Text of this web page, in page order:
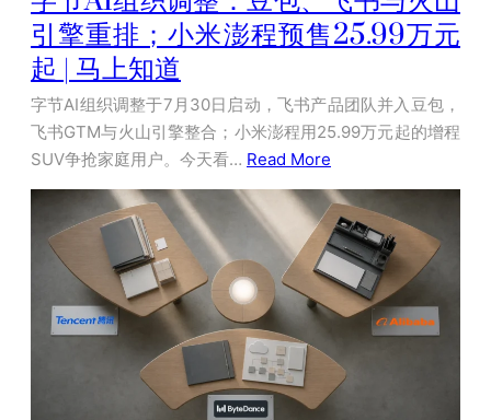
引擎重排；小米澎程预售25.99万元
起 | 马上知道
字节AI组织调整于7月30日启动，飞书产品团队并入豆包，
飞书GTM与火山引擎整合；小米澎程用25.99万元起的增程
SUV争抢家庭用户。今天看… Read More